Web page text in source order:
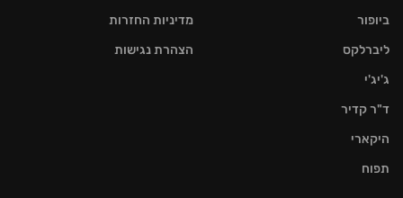
ביופור
ליברלקס
ג'יג'י
ד"ר קדיר
היקארי
תפוח
מדיניות החזרות
הצהרת נגישות